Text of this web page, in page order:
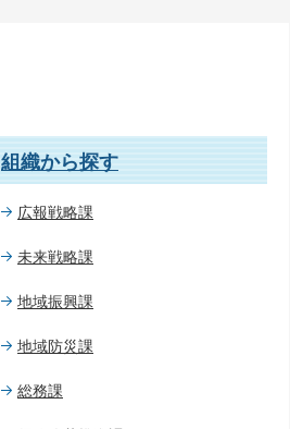
組織から探す
広報戦略課
未来戦略課
地域振興課
地域防災課
総務課